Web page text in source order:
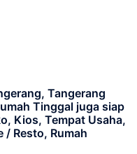
Tangerang
Tinggal juga siap
Kios, Tempat Usaha,
Resto, Rumah